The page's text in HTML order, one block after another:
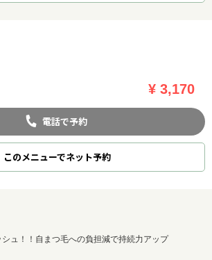
¥ 3,170
電話で予約
このメニューでネット予約
ュ！！自まつ毛への負担減で持続力アップ